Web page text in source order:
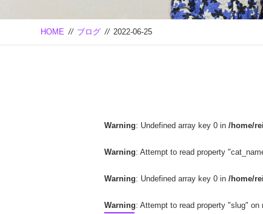
HOME // ブログ // 2022-06-25
Warning: Undefined array key 0 in /home/
Warning: Attempt to read property
Warning: Undefined array key 0 in /home/
Warning: Attempt to read property "slug" on